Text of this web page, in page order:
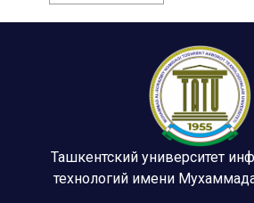
Ташкентский университет
технологий имени